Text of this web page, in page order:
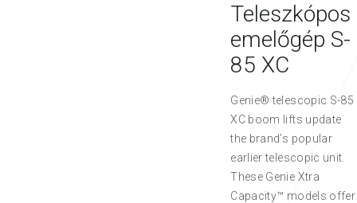
Teleszkópos
emelőgép S-
85 XC
Genie® telescopic S-85
XC boom lifts update
the brand’s popular
earlier telescopic unit.
These Genie Xtra
Capacity™ models offer